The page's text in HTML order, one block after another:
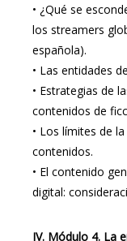
• ¿Qué se
los streamers
española).
• Las entidades
• Estrategias de
contenidos de
• Los límites de
contenidos.
• El contenido
digital:
IV. Módulo 4. La